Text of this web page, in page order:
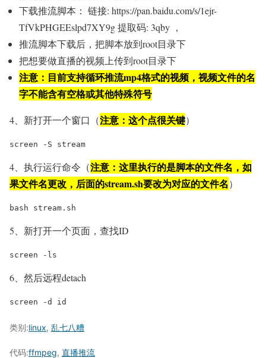
下载推流脚本： 链接: https://pan.baidu.com/s/1ejr-
TfVkPHGEEslpd7XY9g 提取码: 3qby ，
推流脚本下载后，把脚本放到root目录下
把想要做直播的视频上传到root目录下
注意：目前支持循环推流mp4格式的视频，视频文件的名
字不能含有空格或其他特殊符号
4、新打开一个窗口（注意：这个点很关键）
screen -S stream
4、执行运行命令（注意：这里执行的是脚本的文件名，如
果文件名更改，后面的stream.sh要改为对应的文件名）
bash stream.sh
5、新打开一个页面，查找ID
screen -ls
6、然后远程detach
screen -d id
类别:linux, 乱七八糟
代码:ffmpeg, 直播推流